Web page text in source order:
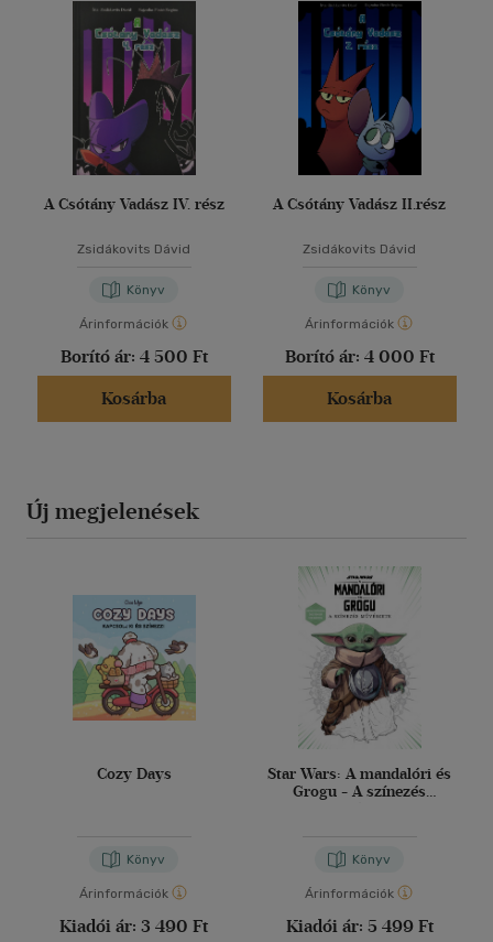
A Csótány Vadász IV. rész
Zsidákovits Dávid
Könyv
Árinformációk
Borító ár: 4 500 Ft
Kosárba
A Csótány Vadász II.rész
Zsidákovits Dávid
Könyv
Árinformációk
Borító ár: 4 000 Ft
Kosárba
Új megjelenések
Cozy Days
Könyv
Árinformációk
Kiadói ár: 3 490 Ft
Star Wars: A mandalóri és
Grogu - A színezés
Könyv
Árinformációk
Kiadói ár: 5 499 Ft